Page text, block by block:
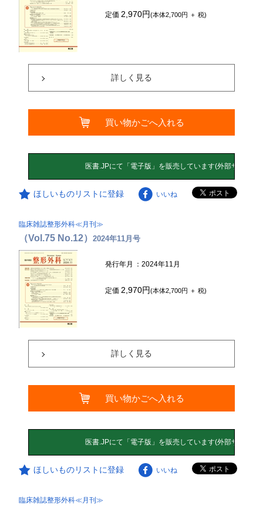
定価2,970円(本体2,700円 ＋ 税)
詳しく見る
買い物かごへ入れる
ほしいものリストに登録 いいね
臨床雑誌整形外科≪月刊≫
（Vol.75 No.12）2024年11月号
発行年月 ：2024年11月
定価2,970円(本体2,700円 ＋ 税)
詳しく見る
買い物かごへ入れる
ほしいものリストに登録 いいね
臨床雑誌整形外科≪月刊≫